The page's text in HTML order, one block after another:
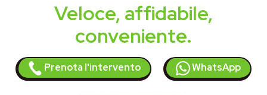
Veloce, affidabile,
conveniente.
Prenota l'intervento WhatsApp